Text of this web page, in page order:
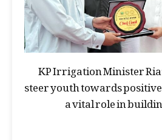
KP Irrigation Minister
steer youth towards
a vital role in